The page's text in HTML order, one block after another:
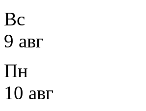
Вс
9 авг
Пн
10 авг